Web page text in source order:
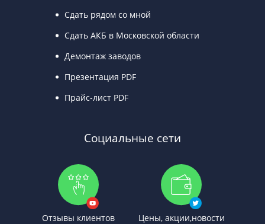
Сдать рядом со мной
Сдать АКБ в Московской области
Демонтаж заводов
Презентация PDF
Прайс-лист PDF
Социальные сети
Отзывы клиентов Цены, акции,новости